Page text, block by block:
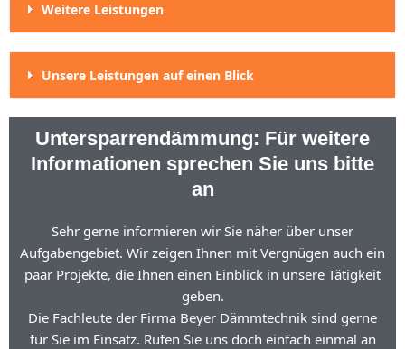
Weitere Leistungen
Unsere Leistungen auf einen Blick
Untersparrendämmung: Für weitere
Informationen sprechen Sie uns bitte
an
Sehr gerne informieren wir Sie näher über unser
Aufgabengebiet. Wir zeigen Ihnen mit Vergnügen auch ein
paar Projekte, die Ihnen einen Einblick in unsere Tätigkeit
geben.
Die Fachleute der Firma Beyer Dämmtechnik sind gerne
für Sie im Einsatz. Rufen Sie uns doch einfach einmal an